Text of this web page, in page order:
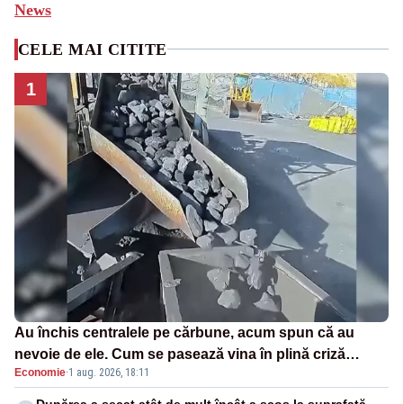
News
CELE MAI CITITE
1
Au închis centralele pe cărbune, acum spun că au
nevoie de ele. Cum se pasează vina în plină criză
energetică
Economie·1 aug. 2026, 18:11